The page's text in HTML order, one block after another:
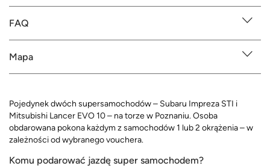
FAQ
Mapa
Pojedynek dwóch supersamochodów – Subaru Impreza STI i
Mitsubishi Lancer EVO 10 – na torze w Poznaniu. Osoba
obdarowana pokona każdym z samochodów 1 lub 2 okrążenia – w
zależności od wybranego vouchera.
Komu podarować jazdę super samochodem?